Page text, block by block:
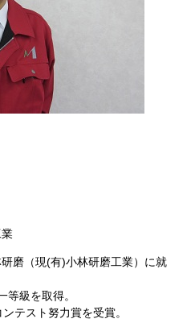
磨（現(有)小林研磨工業）に就
等級を取得。
テスト努力賞を受賞。